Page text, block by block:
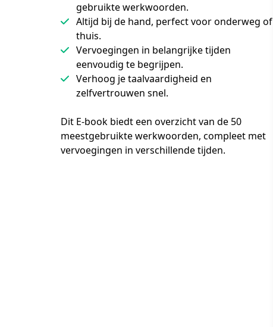
gebruikte werkwoorden.
Altijd bij de hand, perfect voor onderweg of
thuis.
Vervoegingen in belangrijke tijden
eenvoudig te begrijpen.
Verhoog je taalvaardigheid en
zelfvertrouwen snel.
Dit E-book biedt een overzicht van de 50
meestgebruikte werkwoorden, compleet met
vervoegingen in verschillende tijden.